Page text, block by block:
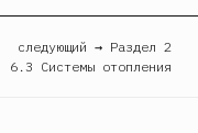
следующий → Раздел 2
6.3 Системы отопления